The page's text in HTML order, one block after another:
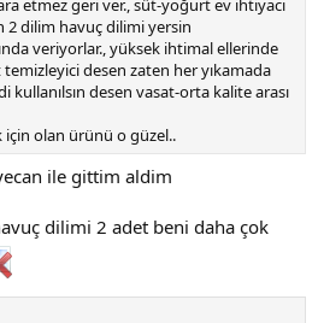
etmez geri ver., süt-yoğurt ev ihtiyacı
2 dilim havuç dilimi yersin
veriyorlar., yüksek ihtimal ellerinde
desen zaten her yıkamada
kullanılsın desen vasat-orta kalite arası
için olan ürünü o güzel..
ile gittim aldim
dilimi 2 adet beni daha çok